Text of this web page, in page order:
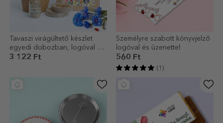
Tavaszi virágültető készlet
egyedi dobozban, logóval és
üzenettel
3 122 Ft
Személyre szabott könyvjelző
logóval és üzenettel
560 Ft
(1)